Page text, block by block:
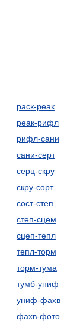
раск-реак
реак-рифл
рифл-сани
сани-серт
серц-скру
скру-сорт
сост-степ
степ-сцем
сцеп-тепл
тепл-торм
торм-тума
тумб-униф
униф-фахв
фахв-фото